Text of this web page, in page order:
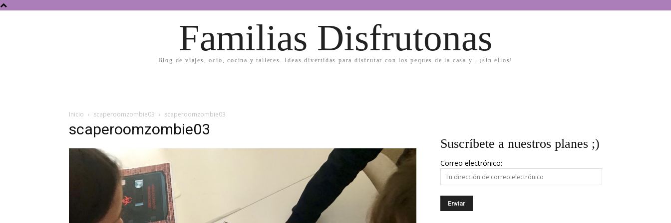
Familias Disfrutonas
Blog de viajes, ocio, cocina y talleres. Ideas divertidas para disfrutar con los peques de la casa y…¡sin ellos!
Inicio scaperoomzombie03 scaperoomzombie03
scaperoomzombie03
Suscríbete a nuestros planes ;)
Correo electrónico: